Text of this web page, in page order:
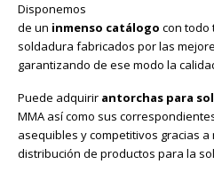
Disponemos
de un inmenso catálogo con todo
soldadura fabricados por las
garantizando de ese modo la
Puede adquirir antorchas para
MMA así como sus
asequibles y competitivos gracias
distribución de productos para la